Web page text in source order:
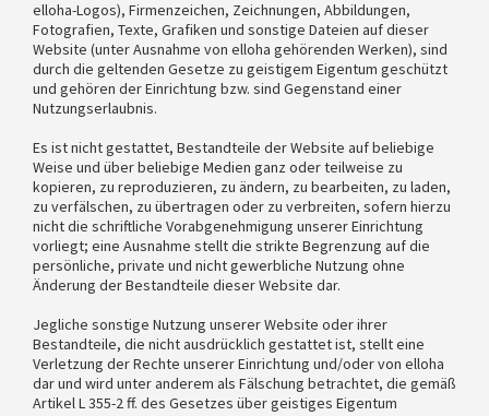
elloha-Logos), Firmenzeichen, Zeichnungen, Abbildungen,
Fotografien, Texte, Grafiken und sonstige Dateien auf dieser
Website (unter Ausnahme von elloha gehörenden Werken), sind
durch die geltenden Gesetze zu geistigem Eigentum geschützt
und gehören der Einrichtung bzw. sind Gegenstand einer
Nutzungserlaubnis.
Es ist nicht gestattet, Bestandteile der Website auf beliebige
Weise und über beliebige Medien ganz oder teilweise zu
kopieren, zu reproduzieren, zu ändern, zu bearbeiten, zu laden,
zu verfälschen, zu übertragen oder zu verbreiten, sofern hierzu
nicht die schriftliche Vorabgenehmigung unserer Einrichtung
vorliegt; eine Ausnahme stellt die strikte Begrenzung auf die
persönliche, private und nicht gewerbliche Nutzung ohne
Änderung der Bestandteile dieser Website dar.
Jegliche sonstige Nutzung unserer Website oder ihrer
Bestandteile, die nicht ausdrücklich gestattet ist, stellt eine
Verletzung der Rechte unserer Einrichtung und/oder von elloha
dar und wird unter anderem als Fälschung betrachtet, die gemäß
Artikel L 355-2 ff. des Gesetzes über geistiges Eigentum